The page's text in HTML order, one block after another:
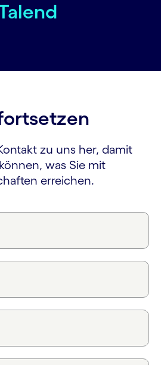
zu uns her, damit
was Sie mit
erreichen.